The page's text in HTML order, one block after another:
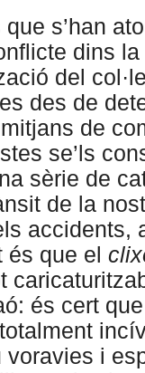
s’han
dins
del
des de
de
se’ls
sèrie de
de la
accidents,
que el
és cert
i